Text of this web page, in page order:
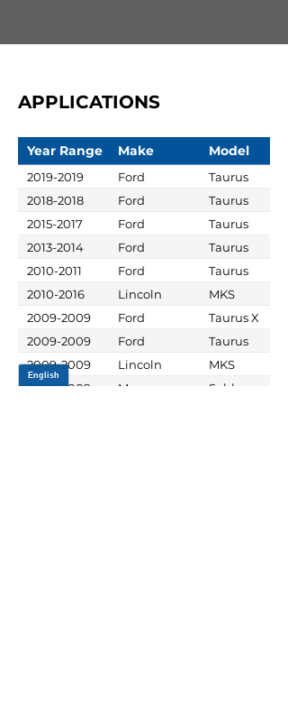
APPLICATIONS
Year Range Make Model
2019-2019 Ford
Taurus
2018-2018
Ford
Taurus
2015-2017
Ford
Taurus
2013-2014
Ford
Taurus
2010-2011
Ford
Taurus
2010-2016
Lincoln
MKS
2009-2009
Ford
Taurus X
2009-2009
Ford
Taurus
2009-2009
Lincoln
MKS
2009-2009
Mercury Sable